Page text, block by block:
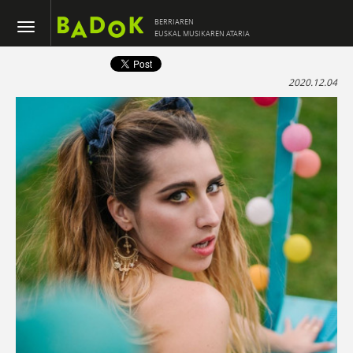
BERRIAREN
EUSKAL MUSIKAREN ATARIA
2020.12.04